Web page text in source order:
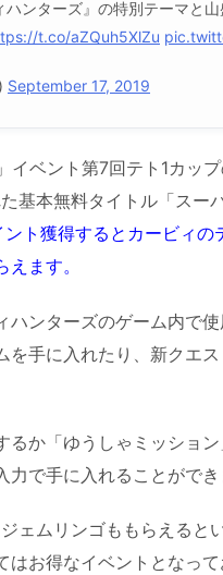
ンターズ』の特別テーマと
t.co/aZQuh5XlZu
September 17, 2019
ベント第7回テト1カッ
基本無料タイトル「スー
ト獲得するとカービィ
ます。
ハンターズのゲーム内で
を手に入れたり、新クエ
るか「ゆうしゃミッショ
で手に入れることができ
ェムリンゴももらえると
お得なイベントとなって